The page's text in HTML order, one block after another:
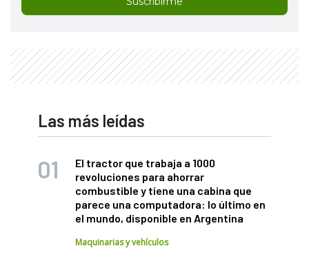
Las más leídas
El tractor que trabaja a 1000
revoluciones para ahorrar
combustible y tiene una cabina que
parece una computadora: lo último en
el mundo, disponible en Argentina
Maquinarias y vehículos